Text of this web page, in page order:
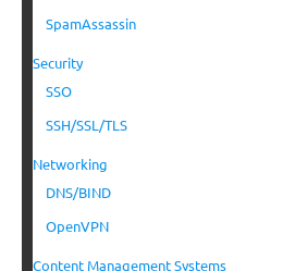
SpamAssassin
Security
SSO
SSH/SSL/TLS
Networking
DNS/BIND
OpenVPN
Content Management Systems